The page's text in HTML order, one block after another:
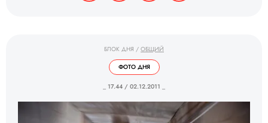
БЛОК ДНЯ / ОБЩИЙ
ФОТО ДНЯ
_ 17.44 / 02.12.2011 _